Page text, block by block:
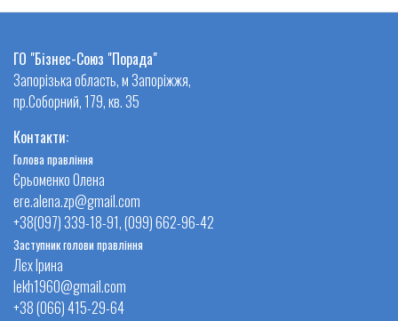
ГО "Бізнес-Союз "Порада"
Запорізька область, м Запоріжжя,
пр.Соборний, 179, кв. 35
Контакти:
Голова правління
Єрьоменко Олена
ere.alena.zp@gmail.com
+38(097) 339-18-91, (099) 662-96-42
Заступник голови правління
Лєх Ірина
lekh1960@gmail.com
+38 (066) 415-29-64